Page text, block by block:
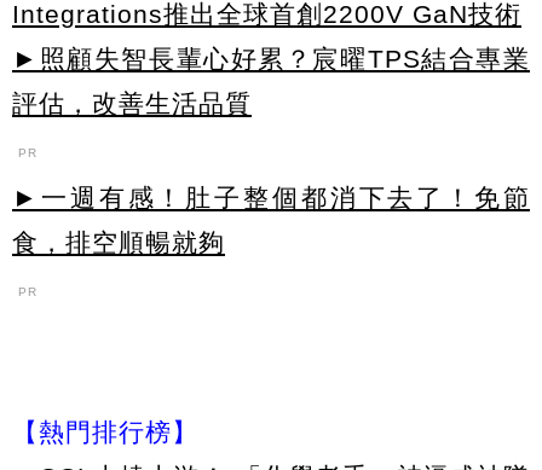
Integrations推出全球首創2200V GaN技術
►照顧失智長輩心好累？宸曜TPS結合專業
評估，改善生活品質
PR
►一週有感！肚子整個都消下去了！免節
食，排空順暢就夠
PR
【熱門排行榜】